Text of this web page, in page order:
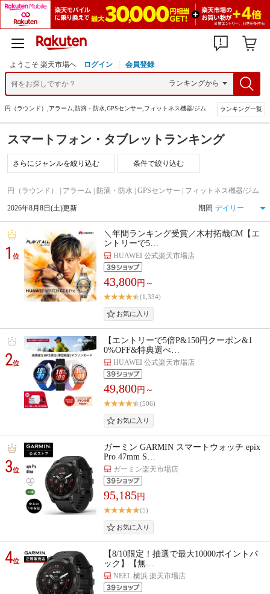
ようこそ 楽天市場へ ログイン 会員登録
円（ラウンド）,アラーム,防滴・防水,GPSセンサー,フィットネス機器/ジム ランキング一覧
スマートフォン・タブレットランキング
条件で絞り込む
円（ラウンド） | アラーム | 防滴・防水 | GPSセンサー | フィットネス機器/ジム
2026年8月8日(土)更新 期間
1位
＼年間ランキング受賞／木村拓哉CM【エ
ントリーで5…
HUAWEI 公式楽天市場店
43,800円～
(1,334)
2位
【エントリーで5倍P&150円クーポン&1
0%OFF&特典選べ…
HUAWEI 公式楽天市場店
49,800円～
(506)
3位
ガーミン GARMIN スマートウォッチ epix
Pro 47mm S…
ガーミン楽天市場店
95,185円
(5)
4位
【8/10限定！抽選で最大10000ポイントバ
ック】【無…
NEEL 横浜 楽天市場店